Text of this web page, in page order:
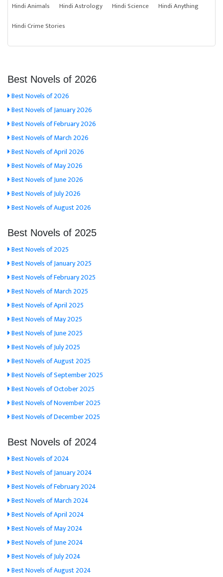
Hindi Animals
Hindi Astrology Hindi Science
Hindi Anything
Hindi Crime Stories
Best Novels of 2026
Best Novels of 2026
Best Novels of January 2026
Best Novels of February 2026
Best Novels of March 2026
Best Novels of April 2026
Best Novels of May 2026
Best Novels of June 2026
Best Novels of July 2026
Best Novels of August 2026
Best Novels of 2025
Best Novels of 2025
Best Novels of January 2025
Best Novels of February 2025
Best Novels of March 2025
Best Novels of April 2025
Best Novels of May 2025
Best Novels of June 2025
Best Novels of July 2025
Best Novels of August 2025
Best Novels of September 2025
Best Novels of October 2025
Best Novels of November 2025
Best Novels of December 2025
Best Novels of 2024
Best Novels of 2024
Best Novels of January 2024
Best Novels of February 2024
Best Novels of March 2024
Best Novels of April 2024
Best Novels of May 2024
Best Novels of June 2024
Best Novels of July 2024
Best Novels of August 2024